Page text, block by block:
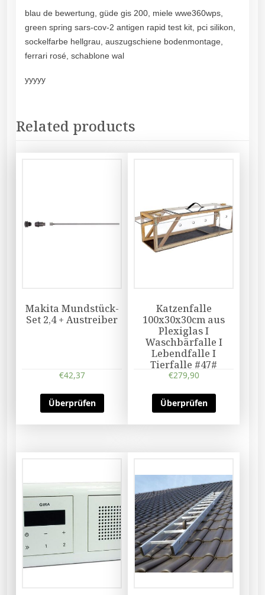
blau de bewertung, güde gis 200, miele wwe360wps,
green spring sars-cov-2 antigen rapid test kit, pci silikon,
sockelfarbe hellgrau, auszugschiene bodenmontage,
ferrari rosé, schablone wal
yyyyy
Related products
Makita Mundstück-
Set 2,4 + Austreiber
€42,37
Überprüfen
Katzenfalle
100x30x30cm aus
Plexiglas I
Waschbärfalle I
Lebendfalle I
Tierfalle #47#
€279,90
Überprüfen